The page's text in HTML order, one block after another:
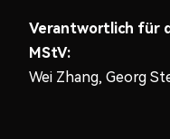
Verantwortlich für
MStV:
Wei Zhang, Georg